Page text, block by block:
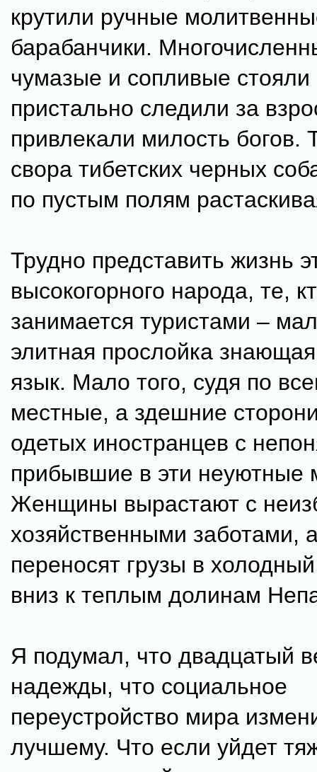
крутили ручные
барабанчики.
чумазые и сопливые
пристально следили за
привлекали милость богов.
свора тибетских черных
по пустым полям
Трудно представить жизнь
высокогорного народа, те,
занимается туристами –
элитная прослойка
язык. Мало того, судя по
местные, а здешние
одетых иностранцев с
прибывшие в эти неуютные
Женщины вырастают с
хозяйственными заботами,
переносят грузы в
вниз к теплым долинам
Я подумал, что двадцатый
надежды, что социальное
переустройство мира
лучшему. Что если уйдет